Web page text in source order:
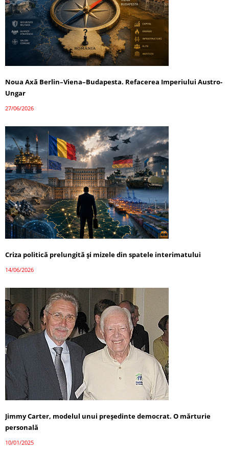
Noua Axă Berlin–Viena–Budapesta. Refacerea Imperiului Austro-
Ungar
27/06/2026
Criza politică prelungită și mizele din spatele interimatului
14/06/2026
Jimmy Carter, modelul unui președinte democrat. O mărturie
personală
10/01/2025